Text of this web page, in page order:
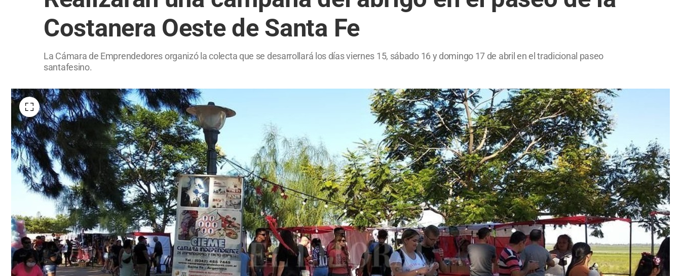
Costanera Oeste de Santa Fe
La Cámara de Emprendedores organizó la colecta que se desarrollará los días viernes 15, sábado 16 y domingo 17 de abril en el tradicional paseo
santafesino.